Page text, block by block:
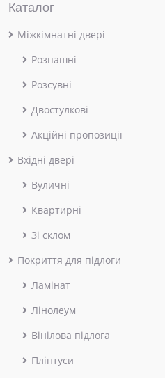
Каталог
Міжкімнатні двері
Розпашні
Розсувні
Двостулкові
Акційні пропозиції
Вхідні двері
Вуличні
Квартирні
Зі склом
Покриття для підлоги
Ламінат
Лінолеум
Вінілова підлога
Плінтуси